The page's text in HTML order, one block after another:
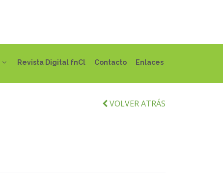
Revista Digital fnCl Contacto Enlaces
VOLVER ATRÁS